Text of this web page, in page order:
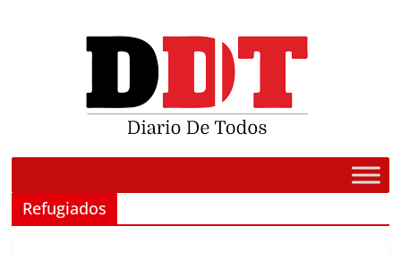
Refugiados